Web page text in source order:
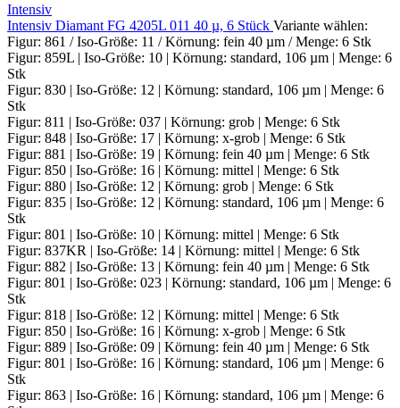
Intensiv
Intensiv Diamant FG 4205L 011 40 µ, 6 Stück Variante wählen:
Figur: 861 / Iso-Größe: 11 / Körnung: fein 40 µm / Menge: 6 Stk
Figur: 859L | Iso-Größe: 10 | Körnung: standard, 106 µm | Menge: 6
Stk
Figur: 830 | Iso-Größe: 12 | Körnung: standard, 106 µm | Menge: 6
Stk
Figur: 811 | Iso-Größe: 037 | Körnung: grob | Menge: 6 Stk
Figur: 848 | Iso-Größe: 17 | Körnung: x-grob | Menge: 6 Stk
Figur: 881 | Iso-Größe: 19 | Körnung: fein 40 µm | Menge: 6 Stk
Figur: 850 | Iso-Größe: 16 | Körnung: mittel | Menge: 6 Stk
Figur: 880 | Iso-Größe: 12 | Körnung: grob | Menge: 6 Stk
Figur: 835 | Iso-Größe: 12 | Körnung: standard, 106 µm | Menge: 6
Stk
Figur: 801 | Iso-Größe: 10 | Körnung: mittel | Menge: 6 Stk
Figur: 837KR | Iso-Größe: 14 | Körnung: mittel | Menge: 6 Stk
Figur: 882 | Iso-Größe: 13 | Körnung: fein 40 µm | Menge: 6 Stk
Figur: 801 | Iso-Größe: 023 | Körnung: standard, 106 µm | Menge: 6
Stk
Figur: 818 | Iso-Größe: 12 | Körnung: mittel | Menge: 6 Stk
Figur: 850 | Iso-Größe: 16 | Körnung: x-grob | Menge: 6 Stk
Figur: 889 | Iso-Größe: 09 | Körnung: fein 40 µm | Menge: 6 Stk
Figur: 801 | Iso-Größe: 16 | Körnung: standard, 106 µm | Menge: 6
Stk
Figur: 863 | Iso-Größe: 16 | Körnung: standard, 106 µm | Menge: 6